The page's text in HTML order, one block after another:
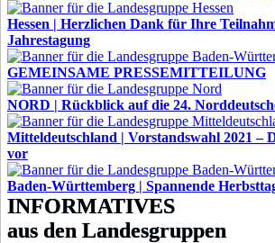
Hessen | Herzlichen Dank für Ihre
Jahrestagung
GEMEINSAME PRESSEMITTEILUNG
NORD | Rückblick auf die 24.
Mitteldeutschland | Vorstandswahl 2021 –
vor
Baden-Württemberg | Spannende
INFORMATIVES
aus den Landesgruppen